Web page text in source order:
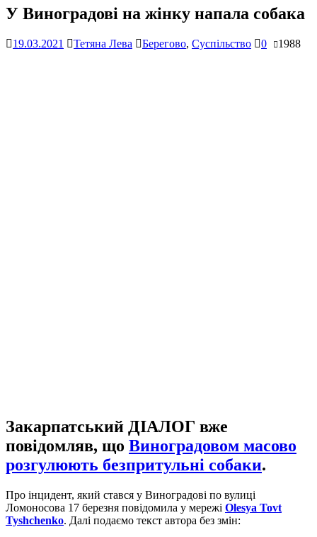
У Виноградові на жінку напала собака
19.03.2021 Тетяна Лева Берегово, Суспільство 0 1988
Закарпатський ДІАЛОГ вже
повідомляв, що Виноградовом масово
розгулюють безпритульні собаки.
Про інцидент, який стався у Виноградові по вулиці
Ломоносова 17 березня повідомила у мережі Olesya Tovt
Tyshchenko. Далі подаємо текст автора без змін: